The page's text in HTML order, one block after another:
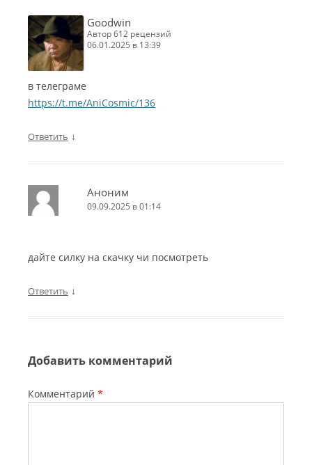
Goodwin
автор 612 рецензий
06.01.2025 в 13:39
в телеграме
https://t.me/AniCosmic/136
Ответить ↓
Аноним
09.09.2025 в 01:14
дайте силку на скачку чи посмотреть
Ответить ↓
Добавить комментарий
Комментарий *